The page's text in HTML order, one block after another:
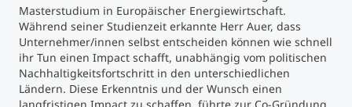
Masterstudium in Europäischer Energiewirtschaft.
Während seiner Studienzeit erkannte Herr Auer, dass
Unternehmer/innen selbst entscheiden können wie schnell
ihr Tun einen Impact schafft, unabhängig vom politischen
Nachhaltigkeitsfortschritt in den unterschiedlichen
Ländern. Diese Erkenntnis und der Wunsch einen